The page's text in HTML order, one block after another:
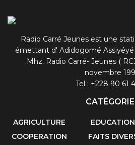
Radio Carré Jeunes est une
émettant d' Adidogomé Assiyéyé
Mhz. Radio Carré- Jeunes (
novembre
Tel : +228 90 61
AGRICULTURE
COOPERATION
EDUCATION
FAITS